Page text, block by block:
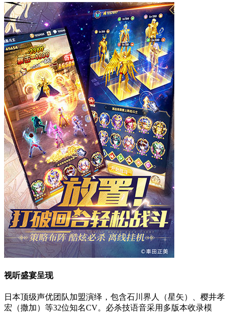
视听盛宴呈现
日本顶级声优团队加盟演绎，包含石川界人（星矢）、樱井孝
宏（撒加）等32位知名CV。必杀技语音采用多版本收录模